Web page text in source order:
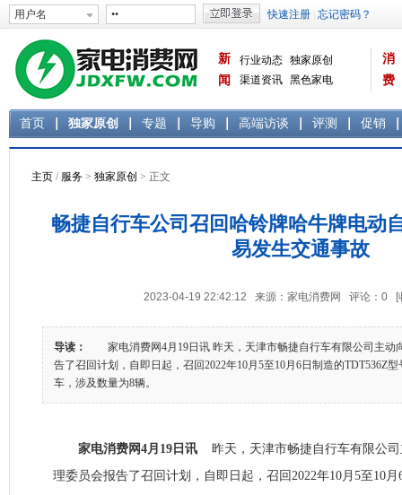
新
闻
行业动态 独家原创
渠道资讯 黑色家电
消
费
首页 独家原创 专题 导购 高端访谈 评测 促销
主页 / 服务 > 独家原创 > 正文
畅捷自行车公司召回哈铃牌哈牛牌电动
易发生交通事故
2023-04-19 22:42:12 来源：家电消费网 评论： 0 [
导读：
家电消费网4月19日讯 昨天，天津市畅捷自行车有限公司主动
告了召回计划，自即日起，召回2022年10月5至10月6日制造的TDT536Z
车，涉及数量为8辆。
家电消费网4月19日讯 昨天，天津市畅捷自行车有限公
理委员会报告了召回计划，自即日起，召回2022年10月5至10